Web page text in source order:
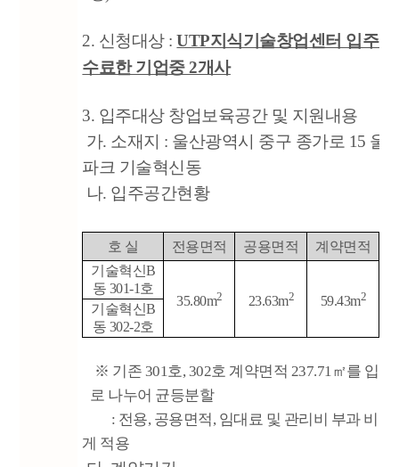
2. 신청대상 :UTP지식기술창업센터 입주
수료한 기업중 2개사
3. 입주대상 창업보육공간 및 지원내용
가. 소재지 : 울산광역시 중구 종가로 15 울
파크 기술혁신동
나. 입주공간현황
호 실 전용면적 공용면적 계약면적
기술혁신B
동 301-1호
35.80m2 23.63m2 59.43m2
기술혁신B
동 302-2호
※ 기존 301호, 302호 계약면적 237.71㎡를 입
로 나누어 균등분할
: 전용, 공용면적, 임대료 및 관리비 부과 비율
게 적용